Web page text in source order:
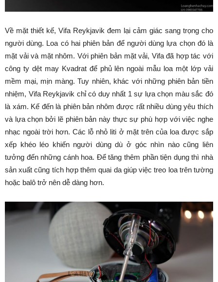
Về mặt thiết kế, Vifa Reykjavik đem lại cảm giác sang trọng cho
người dùng. Loa có hai phiên bản để người dùng lựa chọn đó là
mặt vải và mặt nhôm. Với phiên bản mặt vải, Vifa đã hợp tác với
công ty dệt may Kvadrat để phủ lên ngoài mẫu loa một lớp vải
mềm mại, mịn màng. Tuy nhiên, khác với những phiên bản tiền
nhiệm, Vifa Reykjavik chỉ có duy nhất 1 sự lựa chọn màu sắc đó
là xám. Kế đến là phiên bản nhôm được rất nhiều dùng yêu thích
và lựa chọn bởi lẽ phiên bản này thực sự phù hợp với việc nghe
nhạc ngoài trời hơn. Các lỗ nhỏ liti ở mặt trên của loa được sắp
xếp khéo léo khiến người dùng dù ở góc nhìn nào cũng liên
tưởng đến những cánh hoa. Để tăng thêm phần tiện dụng thì nhà
sản xuất cũng tích hợp thêm quai da giúp việc treo loa trên tường
hoặc balô trở nên dễ dàng hơn.